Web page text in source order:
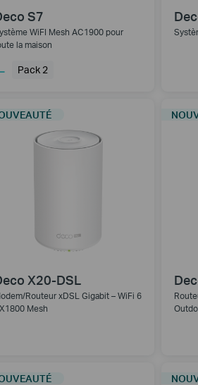
S7
WiFI Mesh AC1900 pour
la maison
Pack 2
X20-DSL
Routeur xDSL Gigabit – WiFi 6
Mesh